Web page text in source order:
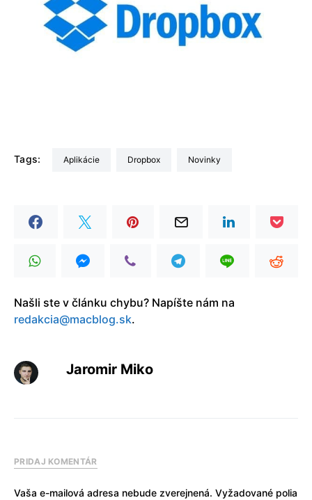
Tags: Aplikácie Dropbox Novinky
Našli ste v článku chybu? Napíšte nám na
redakcia@macblog.sk.
Jaromir Miko
PRIDAJ KOMENTÁR
Vaša e-mailová adresa nebude zverejnená. Vyžadované polia